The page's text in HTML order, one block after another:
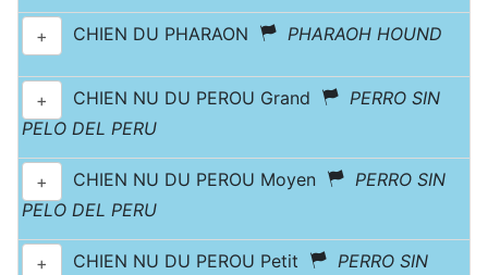
+ CHIEN DU PHARAON PHARAOH HOUND
+ CHIEN NU DU PEROU Grand
PERRO SIN
PELO DEL PERU
+ CHIEN NU DU PEROU Moyen
PERRO SIN
PELO DEL PERU
+ CHIEN NU DU PEROU Petit
PERRO SIN